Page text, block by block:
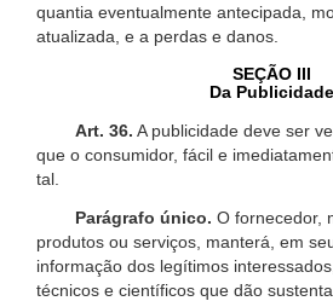
quantia eventualmente antecipada,
atualizada, e a perdas e danos.
SEÇÃO III
Da Publicidade
Art. 36. A publicidade deve ser
que o consumidor, fácil e
tal.
Parágrafo único. O fornecedor,
produtos ou serviços, manterá, em
informação dos legítimos
técnicos e científicos que dão